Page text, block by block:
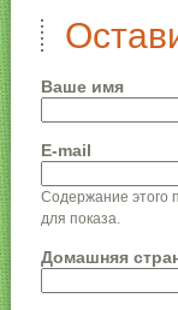
Ваше имя
E-mail
Содержание этого
для показа.
Домашняя